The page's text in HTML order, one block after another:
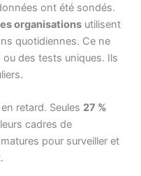
ont été sondés.
organisations utilisent
quotidiennes. Ce ne
des tests uniques. Ils
retard. Seules 27 %
cadres de
pour surveiller et